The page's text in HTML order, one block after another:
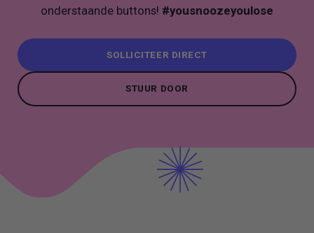
onderstaande buttons! #yousnoozeyoulose
SOLLICITEER DIRECT
SOLLICITEER DIRECT
STUUR DOOR